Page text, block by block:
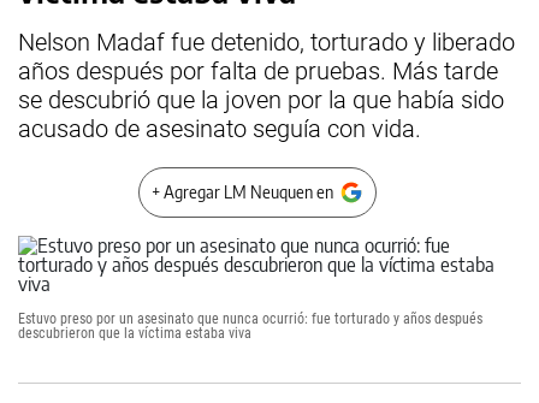
Nelson Madaf fue detenido, torturado y liberado
años después por falta de pruebas. Más tarde
se descubrió que la joven por la que había sido
acusado de asesinato seguía con vida.
+ Agregar LM Neuquen en
Estuvo preso por un asesinato que nunca ocurrió: fue torturado y años después
descubrieron que la víctima estaba viva